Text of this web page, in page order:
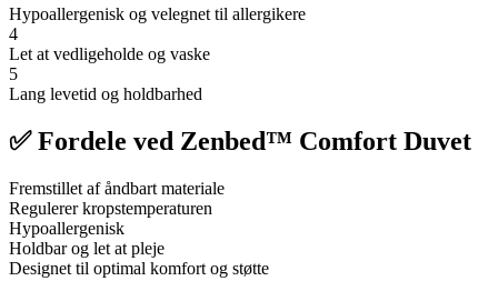
Hypoallergenisk og velegnet til allergikere
4
Let at vedligeholde og vaske
5
Lang levetid og holdbarhed
✅ Fordele ved Zenbed™ Comfort Duvet
Fremstillet af åndbart materiale
Regulerer kropstemperaturen
Hypoallergenisk
Holdbar og let at pleje
Designet til optimal komfort og støtte